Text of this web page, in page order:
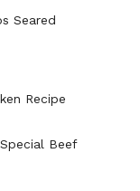
Seared
Recipe
Beef